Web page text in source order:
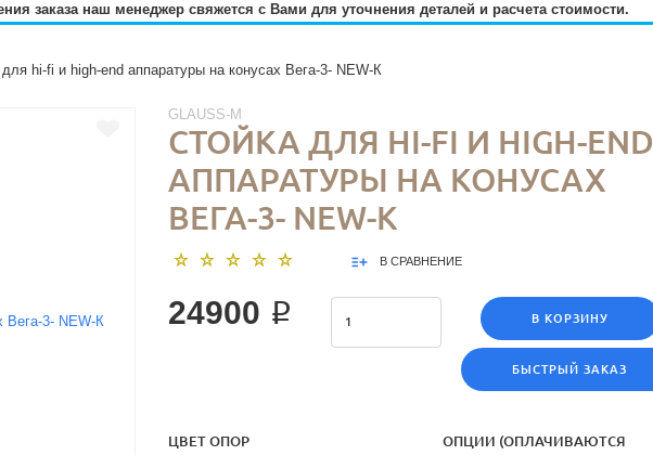
заказа наш менеджер свяжется с Вами для уточнения деталей и расчета стоимости.
hi-fi и high-end аппаратуры на конусах Вега-3- NEW-К
GLAUSS-M
СТОЙКА ДЛЯ HI-FI И HIGH-END
АППАРАТУРЫ НА КОНУСАХ
ВЕГА-3- NEW-К
В СРАВНЕНИЕ
24900 ₽ В КОРЗИНУ
БЫСТРЫЙ ЗАКАЗ
ЦВЕТ ОПОР
ОПЦИИ (ОПЛАЧИВАЮТСЯ